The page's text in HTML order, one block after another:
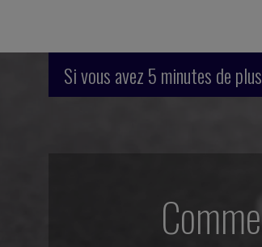
Si vous avez 5 minutes de plus